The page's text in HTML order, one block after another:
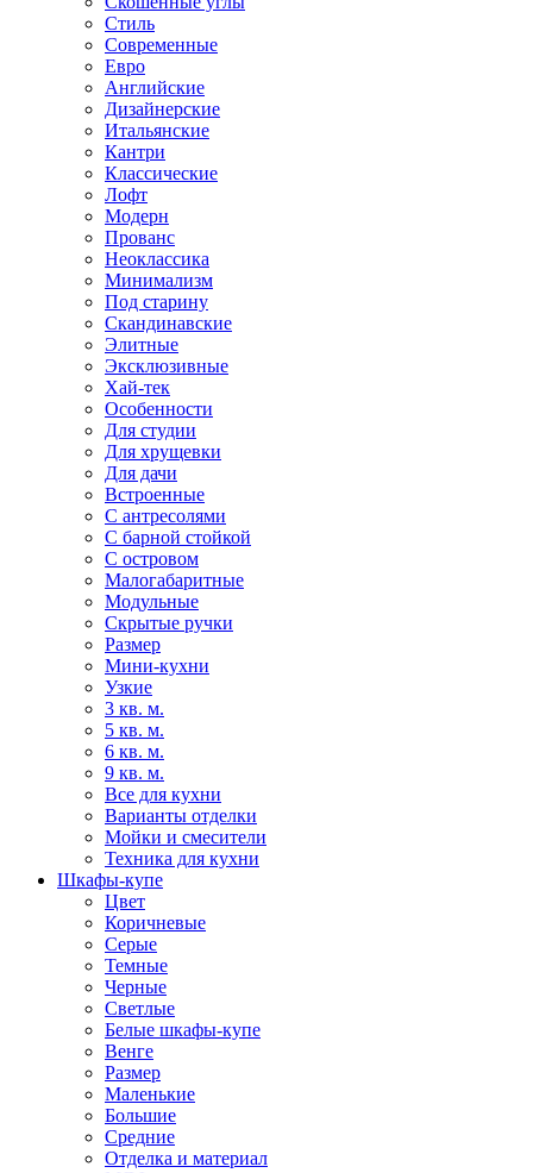
Стиль
Современные
Евро
Английские
Дизайнерские
Итальянские
Кантри
Классические
Лофт
Модерн
Прованс
Неоклассика
Минимализм
Под старину
Скандинавские
Элитные
Эксклюзивные
Хай-тек
Особенности
Для студии
Для хрущевки
Для дачи
Встроенные
С антресолями
С барной стойкой
С островом
Малогабаритные
Модульные
Скрытые ручки
Размер
Мини-кухни
Узкие
3 кв. м.
5 кв. м.
6 кв. м.
9 кв. м.
Все для кухни
Варианты отделки
Мойки и смесители
Техника для кухни
Шкафы-купе
Цвет
Коричневые
Серые
Темные
Черные
Светлые
Белые шкафы-купе
Венге
Размер
Маленькие
Большие
Средние
Отделка и материал